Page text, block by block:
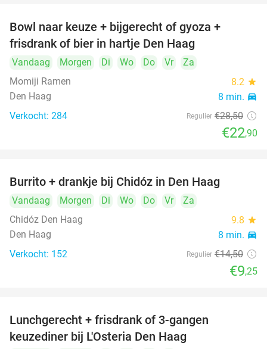
Bowl naar keuze + bijgerecht of gyoza +
frisdrank of bier in hartje Den Haag
Vandaag Morgen Di Wo Do Vr
Za
Momiji Ramen
8.2 star
Den Haag 8 min. directions_car
Verkocht: 284 Regulier €28,50
€22,90
Burrito + drankje bij Chidóz in Den Haag
Vandaag Morgen Di Wo Do Vr
Za
Chidóz Den Haag
9.8 star
Den Haag 8 min. directions_car
Verkocht: 152 Regulier €14,50
€9,25
Lunchgerecht + frisdrank of 3-gangen
keuzediner bij L'Osteria Den Haag